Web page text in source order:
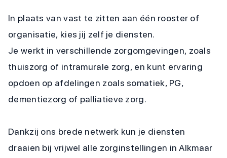
In plaats van vast te zitten aan één rooster of
organisatie, kies jij zelf je diensten.
Je werkt in verschillende zorgomgevingen, zoals
thuiszorg of intramurale zorg, en kunt ervaring
opdoen op afdelingen zoals somatiek, PG,
dementiezorg of palliatieve zorg.
Dankzij ons brede netwerk kun je diensten
draaien bij vrijwel alle zorginstellingen in Alkmaar